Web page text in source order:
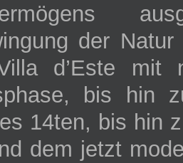
der
d’Este mit
bis hin
14ten, bis hin
dem jetzt